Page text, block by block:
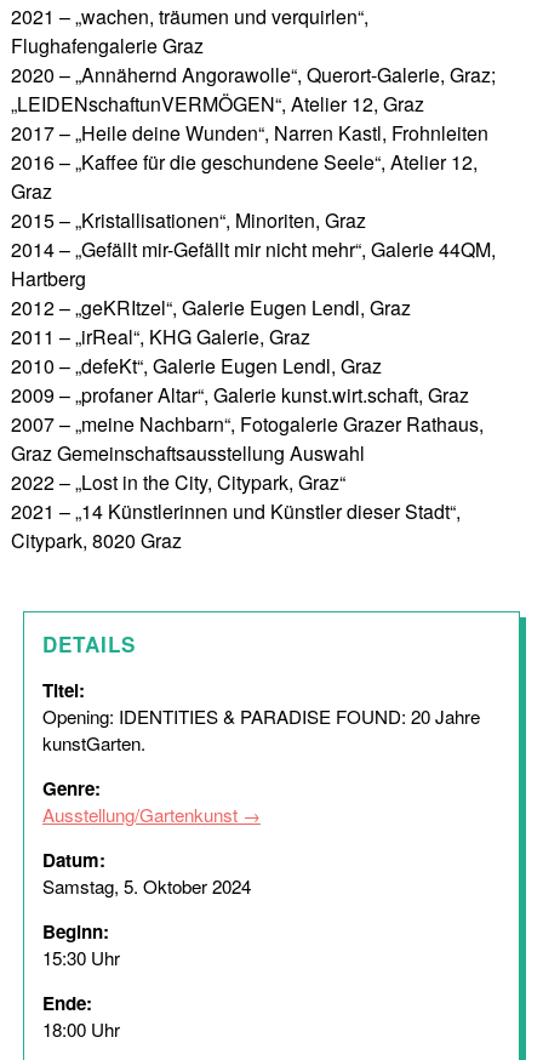
2021 – „wachen, träumen und verquirlen“,
Flughafengalerie Graz
2020 – „Annähernd Angorawolle“, Querort-Galerie, Graz;
„LEIDENschaftunVERMÖGEN“, Atelier 12, Graz
2017 – „Heile deine Wunden“, Narren Kastl, Frohnleiten
2016 – „Kaffee für die geschundene Seele“, Atelier 12,
Graz
2015 – „Kristallisationen“, Minoriten, Graz
2014 – „Gefällt mir-Gefällt mir nicht mehr“, Galerie 44QM,
Hartberg
2012 – „geKRItzel“, Galerie Eugen Lendl, Graz
2011 – „irReal“, KHG Galerie, Graz
2010 – „defeKt“, Galerie Eugen Lendl, Graz
2009 – „profaner Altar“, Galerie kunst.wirt.schaft, Graz
2007 – „meine Nachbarn“, Fotogalerie Grazer Rathaus,
Graz Gemeinschaftsausstellung Auswahl
2022 – „Lost in the City, Citypark, Graz“
2021 – „14 Künstlerinnen und Künstler dieser Stadt“,
Citypark, 8020 Graz
DETAILS
Titel:
Opening: IDENTITIES & PARADISE FOUND: 20 Jahre
kunstGarten.
Genre:
Ausstellung/Gartenkunst
Datum:
Samstag, 5. Oktober 2024
Beginn:
15:30 Uhr
Ende:
18:00 Uhr